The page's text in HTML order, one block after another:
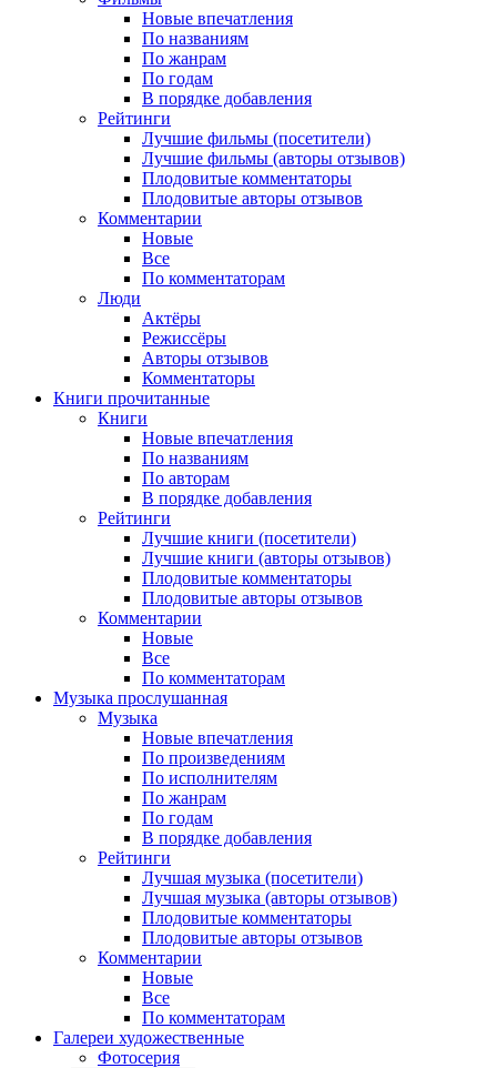
Новые впечатления
По названиям
По жанрам
По годам
В порядке добавления
Рейтинги
Лучшие фильмы (посетители)
Лучшие фильмы (авторы отзывов)
Плодовитые комментаторы
Плодовитые авторы отзывов
Комментарии
Новые
Все
По комментаторам
Люди
Актёры
Режиссёры
Авторы отзывов
Комментаторы
Книги прочитанные
Книги
Новые впечатления
По названиям
По авторам
В порядке добавления
Рейтинги
Лучшие книги (посетители)
Лучшие книги (авторы отзывов)
Плодовитые комментаторы
Плодовитые авторы отзывов
Комментарии
Новые
Все
По комментаторам
Музыка прослушанная
Музыка
Новые впечатления
По произведениям
По исполнителям
По жанрам
По годам
В порядке добавления
Рейтинги
Лучшая музыка (посетители)
Лучшая музыка (авторы отзывов)
Плодовитые комментаторы
Плодовитые авторы отзывов
Комментарии
Новые
Все
По комментаторам
Галереи художественные
Фотосерия